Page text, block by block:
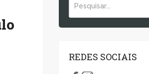
REDES SOCIAIS